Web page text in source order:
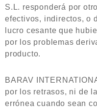
S.L. responderá por
efectivos, indirectos, o
lucro cesante que
por los problemas
producto.
BARAV
por los retrasos, ni de
errónea cuando sean